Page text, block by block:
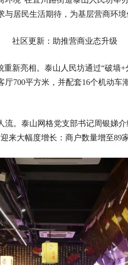
居民生活期待，为基层营商环
社区更新：助推营商业态升级
新亮相。泰山人民坊通过“破墙
700平方米，并配套16个机动
。泰山网格党支部书记周银娣
大幅度增长：商户数量增至89